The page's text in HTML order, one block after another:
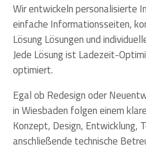
Wir entwickeln personalisierte
einfache Informationsseiten,
Lösung Lösungen und
Jede Lösung ist Ladezeit-
optimiert.
Egal ob Redesign oder
in Wiesbaden folgen einem
Konzept, Design, Entwicklung,
anschließende technische